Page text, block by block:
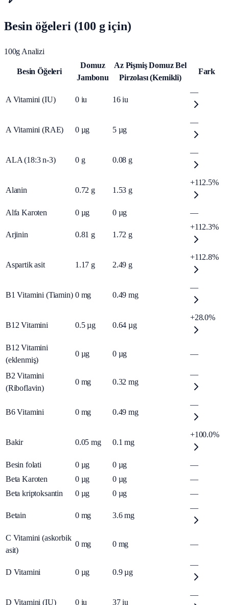
Besin öğeleri (100 g için)
100g Analizi
Besin Öğeleri
Domuz
Jambonu
Az Pişmiş Domuz Bel
Pirzolası (Kemikli)
Fark
A Vitamini (IU) 0 iu 16 iu
—
A Vitamini (RAE) 0 µg 5 µg
—
ALA (18:3 n-3) 0 g 0.08 g
—
Alanin 0.72 g 1.53 g
+112.5%
Alfa Karoten 0 µg 0 µg —
Arjinin 0.81 g 1.72 g
+112.3%
Aspartik asit 1.17 g 2.49 g
+112.8%
B1 Vitamini (Tiamin) 0 mg 0.49 mg
—
B12 Vitamini 0.5 µg 0.64 µg
+28.0%
B12 Vitamini
(eklenmiş)
0 µg 0 µg —
B2 Vitamini
(Riboflavin)
0 mg 0.32 mg
—
B6 Vitamini 0 mg 0.49 mg
—
Bakir 0.05 mg 0.1 mg
+100.0%
Besin folati 0 µg 0 µg
—
Beta Karoten
0 µg 0 µg
—
Beta kriptoksantin
0 µg 0 µg —
Betain 0 mg 3.6 mg
—
C Vitamini (askorbik
asit)
0 mg 0 mg —
D Vitamini 0 µg 0.9 µg
—
D Vitamini (IU) 0 iu 37 iu
—